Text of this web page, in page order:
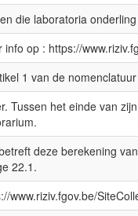
die laboratoria
info op : https://
1 van de
Tussen het einde van
deze berekening
22.1.
www.riziv.fgov.be/